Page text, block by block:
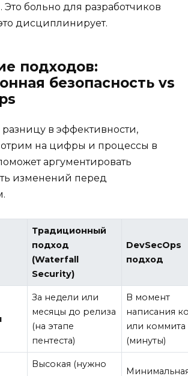
Это больно для разработчиков
дисциплинирует.
подходов:
безопасность vs
в эффективности,
на цифры и процессы в
аргументировать
изменений перед
Традиционный
подход
(Waterfall
Security)
DevSecOps
подход
За недели или
месяцы до релиза
(на этапе
пентеста)
В момент
написания
или коммита
(минуты)
Высокая (нужно